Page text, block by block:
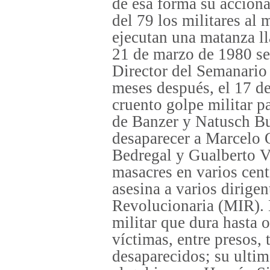
del 79 los militares al
ejecutan una matanza
21 de marzo de 1980
Director del
meses después, el 17
cruento golpe militar
de Banzer y Natusch
desaparecer a
Bedregal y Gualberto
masacres en varios
asesina a varios
Revolucionaria (MIR).
militar que dura hasta
víctimas, entre presos,
desaparecidos; su